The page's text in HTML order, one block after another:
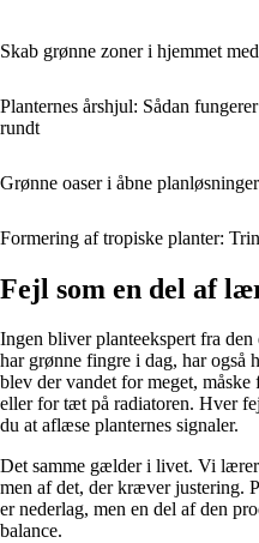
Skab grønne zoner i hjemmet
Planternes årshjul: Sådan
rundt
Grønne oaser i åbne
Formering af tropiske planter:
Fejl som en del af
Ingen bliver planteekspert fra
har grønne fingre i dag, har også
blev der vandet for meget,
eller for tæt på radiatoren. Hver
du at aflæse planternes signaler.
Det samme gælder i livet. Vi
men af det, der kræver justering.
er nederlag, men en del af den
balance.